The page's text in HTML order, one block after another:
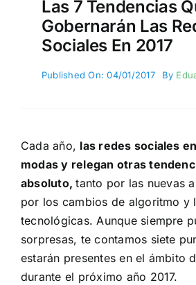
Las 7 Tendencias
Gobernarán Las
Sociales En 2017
Published On: 04/01/2017 By
Cada año, las redes sociales
modas y relegan otras
absoluto,tanto por las nuevas
por los cambios de algoritmo y
tecnológicas. Aunque siempre
sorpresas, te contamos siete
estarán presentes en el ámbito
durante el próximo año 2017.